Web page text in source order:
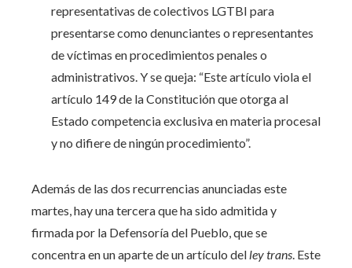
representativas de colectivos LGTBI para
presentarse como denunciantes o representantes
de víctimas en procedimientos penales o
administrativos. Y se queja: “Este artículo viola el
artículo 149 de la Constitución que otorga al
Estado competencia exclusiva en materia procesal
y no difiere de ningún procedimiento”.
Además de las dos recurrencias anunciadas este
martes, hay una tercera que ha sido admitida y
firmada por la Defensoría del Pueblo, que se
concentra en un aparte de un artículo del ley trans. Este